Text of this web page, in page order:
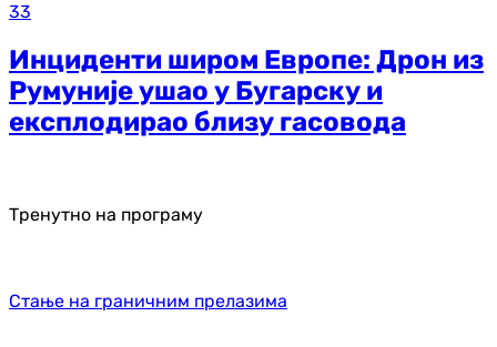
33
Инциденти широм Европе: Дрон из
Румуније ушао у Бугарску и
експлодирао близу гасовода
Тренутно на програму
Стање на граничним прелазима